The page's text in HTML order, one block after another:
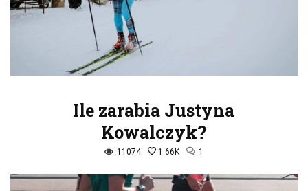
Ile zarabia Justyna
Kowalczyk?
11074 1.66K 1